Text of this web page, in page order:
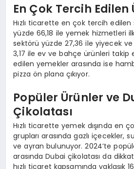
En Çok Tercih Edilen
Hızlı ticarette en çok tercih edilen
yüzde 66,18 ile yemek hizmetleri
sektörü yüzde 27,36 ile yiyecek
3,17 ile ev ve bahçe ürünleri takip
edilen yemekler arasında ise
pizza ön plana çıkıyor.
Popüler Ürünler ve
Çikolatası
Hızlı ticarette yemek dışında en
grupları arasında gazlı içecekler,
ve ayran bulunuyor. 2024’te
arasında Dubai çikolatası da
hızlı ticaret kapsamında yaklaşık